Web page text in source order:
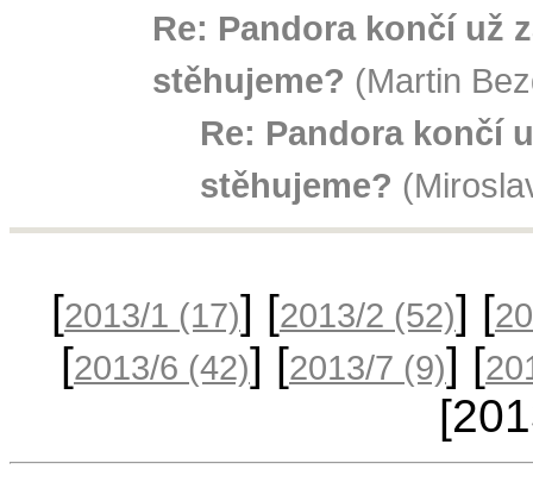
Re: Pandora končí už
stěhujeme? (Martin
Re: Pandora končí
stěhujeme?
[2013/1 (17)] [2013/2 (52)] [
[2013/6 (42)] [2013/7 (9)] [